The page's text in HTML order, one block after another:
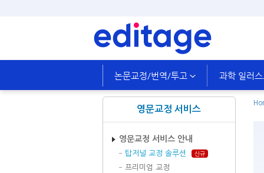
논문교정/번역/투고 과학 일러스
영문교정 서비스
영문교정 서비스 안내
탑저널 교정 솔루션 신규
프리미엄 교정